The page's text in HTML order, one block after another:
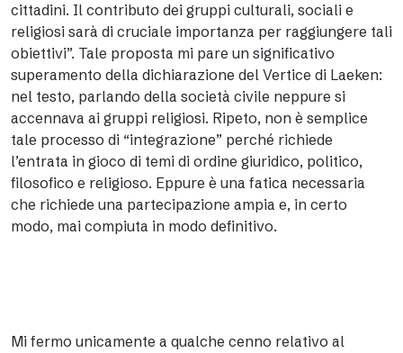
cittadini. Il contributo dei gruppi culturali, sociali e
religiosi sarà di cruciale importanza per raggiungere tali
obiettivi”. Tale proposta mi pare un significativo
superamento della dichiarazione del Vertice di Laeken:
nel testo, parlando della società civile neppure si
accennava ai gruppi religiosi. Ripeto, non è semplice
tale processo di “integrazione” perché richiede
l’entrata in gioco di temi di ordine giuridico, politico,
filosofico e religioso. Eppure è una fatica necessaria
che richiede una partecipazione ampia e, in certo
modo, mai compiuta in modo definitivo.
Mi fermo unicamente a qualche cenno relativo al